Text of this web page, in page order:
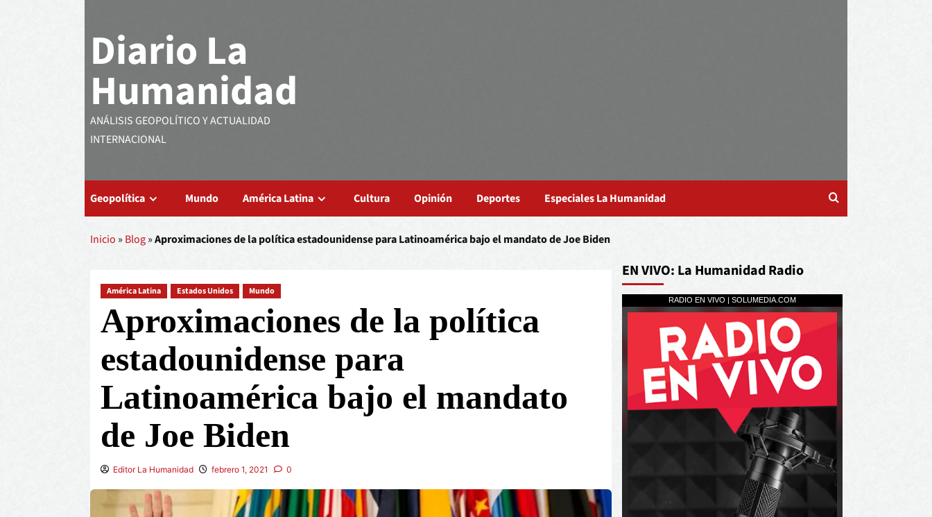
Diario La
Humanidad
ANÁLISIS GEOPOLÍTICO Y ACTUALIDAD
INTERNACIONAL
Geopolítica Mundo América Latina Cultura Opinión Deportes Especiales La Humanidad
Inicio » Blog»Aproximaciones de la política estadounidense para Latinoamérica bajo el mandato de Joe Biden
América Latina Estados Unidos Mundo
Aproximaciones de la política
estadounidense para
Latinoamérica bajo el mandato
de Joe Biden
Editor La Humanidad febrero 1, 2021 0
EN VIVO: La Humanidad Radio